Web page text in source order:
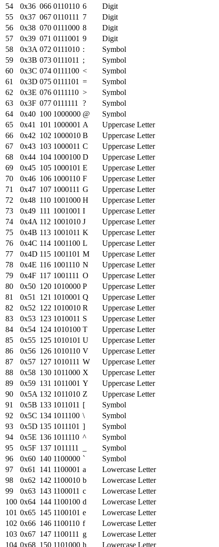
54
0x36 066 0110110 6
Digit
55
0x37 067 0110111 7
Digit
56
0x38 070 0111000 8
Digit
57
0x39 071 0111001 9
Digit
58
0x3A 072 0111010 :
Symbol
59
0x3B 073 0111011 ;
Symbol
60
0x3C 074 0111100 <
Symbol
61
0x3D 075 0111101 =
Symbol
62
0x3E 076 0111110 >
Symbol
63
0x3F 077 0111111 ?
Symbol
64
0x40 100 1000000 @
Symbol
65
0x41 101 1000001 A
Uppercase Letter
66
0x42 102 1000010 B
Uppercase Letter
67
0x43 103 1000011 C
Uppercase Letter
68
0x44 104 1000100 D
Uppercase Letter
69
0x45 105 1000101 E
Uppercase Letter
70
0x46 106 1000110 F
Uppercase Letter
71
0x47 107 1000111 G
Uppercase Letter
72
0x48 110 1001000 H
Uppercase Letter
73
0x49 111 1001001 I
Uppercase Letter
74
0x4A 112 1001010 J
Uppercase Letter
75
0x4B 113 1001011 K
Uppercase Letter
76
0x4C 114 1001100 L
Uppercase Letter
77
0x4D 115 1001101 M
Uppercase Letter
78
0x4E 116 1001110 N
Uppercase Letter
79
0x4F 117 1001111 O
Uppercase Letter
80
0x50 120 1010000 P
Uppercase Letter
81
0x51 121 1010001 Q
Uppercase Letter
82
0x52 122 1010010 R
Uppercase Letter
83
0x53 123 1010011 S
Uppercase Letter
84
0x54 124 1010100 T
Uppercase Letter
85
0x55 125 1010101 U
Uppercase Letter
86
0x56 126 1010110 V
Uppercase Letter
87
0x57 127 1010111 W
Uppercase Letter
88
0x58 130 1011000 X
Uppercase Letter
89
0x59 131 1011001 Y
Uppercase Letter
90
0x5A 132 1011010 Z
Uppercase Letter
91
0x5B 133 1011011 [
Symbol
92
0x5C 134 1011100 \
Symbol
93
0x5D 135 1011101 ]
Symbol
94
0x5E 136 1011110 ^
Symbol
95
0x5F 137 1011111
Symbol
96
0x60 140 1100000 `
Symbol
97
0x61 141 1100001 a
Lowercase Letter
98
0x62 142 1100010 b
Lowercase Letter
99
0x63 143 1100011 c
Lowercase Letter
100 0x64 144 1100100 d
Lowercase Letter
101 0x65 145 1100101 e
Lowercase Letter
102 0x66 146 1100110 f
Lowercase Letter
103 0x67 147 1100111 g
Lowercase Letter
104 0x68 150 1101000 h Lowercase Letter